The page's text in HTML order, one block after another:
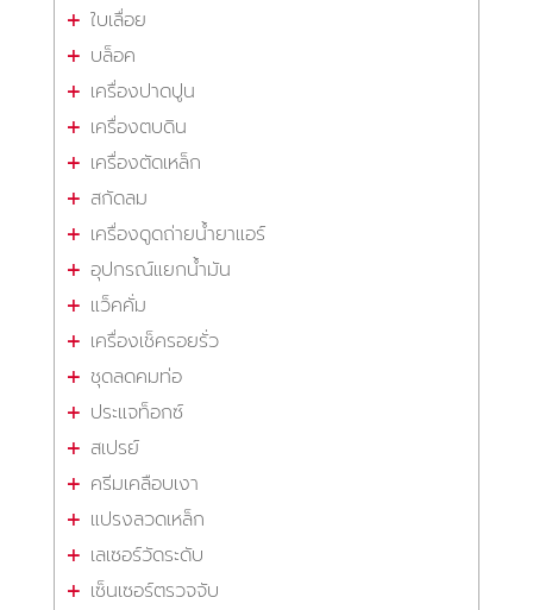
ใบเลื่อย
บล็อค
เครื่องปาดปูน
เครื่องตบดิน
เครื่องตัดเหล็ก
สกัดลม
เครื่องดูดถ่ายน้ำยาแอร์
อุปกรณ์แยกน้ำมัน
แว็คคั่ม
เครื่องเช็ครอยรั่ว
ชุดลดคมท่อ
ประแจท็อกซ์
สเปรย์
ครีมเคลือบเงา
แปรงลวดเหล็ก
เลเซอร์วัดระดับ
เซ็นเซอร์ตรวจจับ